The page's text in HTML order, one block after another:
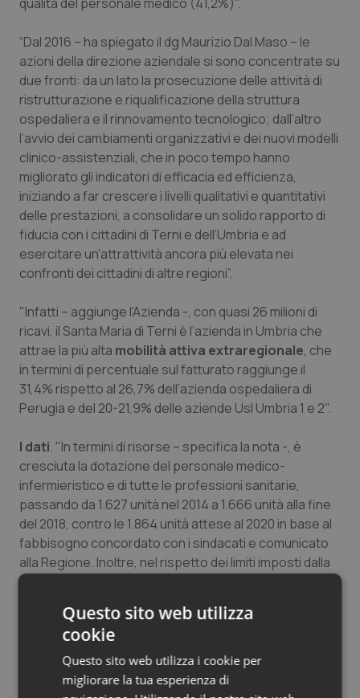
Sangue & coagulazione
Tiroide
Tumore al seno
Tumore ovarico
Tumori del Polmone & Testa Collo
Tumori gastrointestinali
Vaccini
“Dal 2016 – ha spiegato il dg Maurizio Dal Maso – le
azioni della direzione aziendale si sono concentrate su
due fronti: da un lato la prosecuzione delle attività di
ristrutturazione e riqualificazione della struttura
ospedaliera e il rinnovamento tecnologico; dall’altro
l’avvio dei cambiamenti organizzativi e dei nuovi modelli
clinico-assistenziali, che in poco tempo hanno
migliorato gli indicatori di efficacia ed efficienza,
iniziando a far crescere i livelli qualitativi e quantitativi
delle prestazioni, a consolidare un solido rapporto di
fiducia con i cittadini di Terni e dell’Umbria e ad
esercitare un'attrattività ancora più elevata nei
confronti dei cittadini di altre regioni”.
"Infatti – aggiunge l'Azienda -, con quasi 26 milioni di
ricavi, il Santa Maria di Terni è l’azienda in Umbria che
attrae la più alta mobilità attiva extraregionale, che
in termini di percentuale sul fatturato raggiunge il
31,4% rispetto al 26,7% dell’azienda ospedaliera di
Perugia e del 20-21,9% delle aziende Usl Umbria 1 e 2".
I dati. "In termini di risorse – specifica la nota -, è
cresciuta la dotazione del personale medico-
infermieristico e di tutte le professioni sanitarie,
passando da 1.627 unità nel 2014 a 1.666 unità alla fine
del 2018, contro le 1.864 unità attese al 2020 in base al
fabbisogno concordato con i sindacati e comunicato
alla Regione. Inoltre, nel rispetto dei limiti imposti dalla
vigente normativa, i posti letto sono cresciuti
(di cui 533 ordinari e 45 in regime di day-hospital e day
surgery)".
In crescita del 16,5% rispetto al 2015 il volume
Questo sito web utilizza
cookie
Questo sito web utilizza i cookie per
migliorare la tua esperienza di